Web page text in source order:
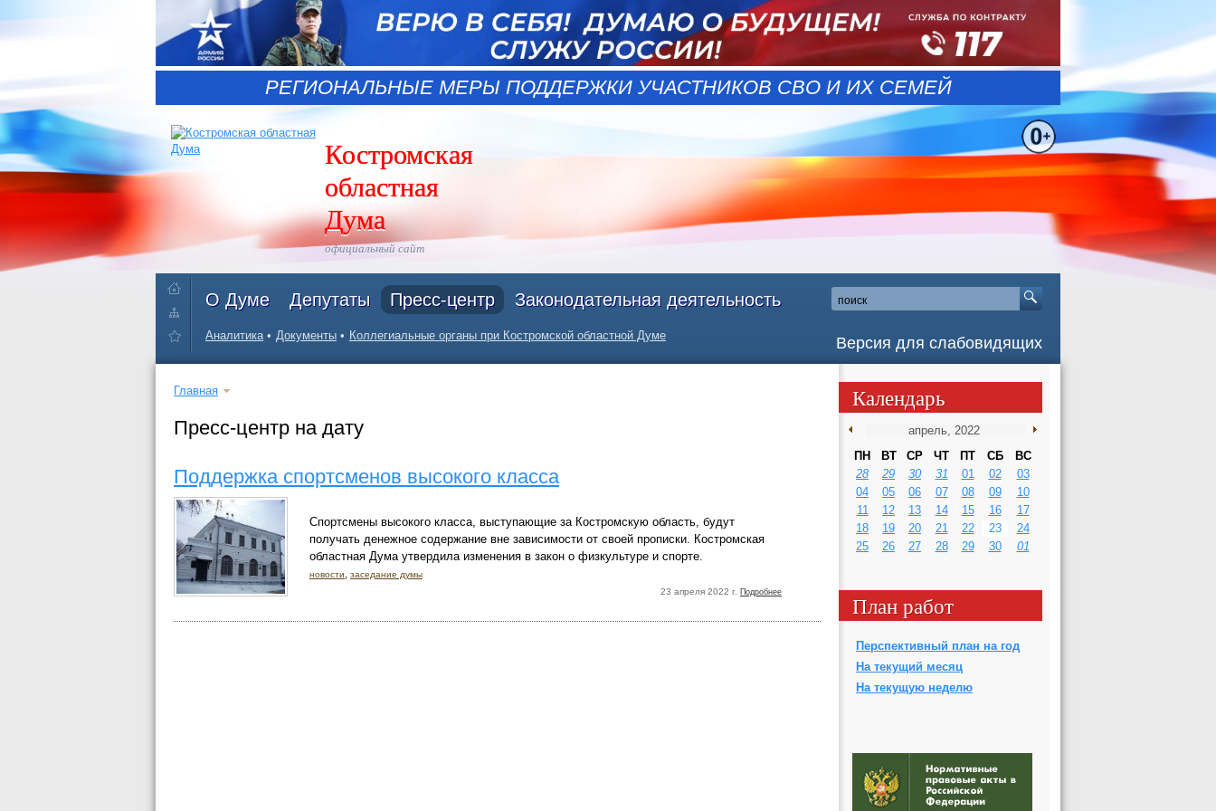
РЕГИОНАЛЬНЫЕ МЕРЫ ПОДДЕРЖКИ УЧАСТНИКОВ СВО И ИХ СЕМЕЙ
Костромская
областная
Дума
официальный сайт
Версия для слабовидящих
О Думе Депутаты Пресс-центр Законодательная деятельность
Аналитика Документы Коллегиальные органы при Костромской областной Думе
Главная
Пресс-центр на дату
Поддержка спортсменов высокого класса
Спортсмены высокого класса, выступающие за Костромскую область, будут
получать денежное содержание вне зависимости от своей прописки. Костромская
областная Дума утвердила изменения в закон о физкультуре и спорте.
новости
заседание думы
23 апреля 2022 г. Подробнее
Календарь
ПН ВТ СР ЧТ ПТ СБ
ВС
28
29 30 31 01 02
03
04
05 06 07 08 09
10
11
12 13 14 15 16
17
18
19 20 21 22 23
24
25
26 27 28 29 30 01
План работ
Перспективный план на год
На текущий месяц
На текущую неделю